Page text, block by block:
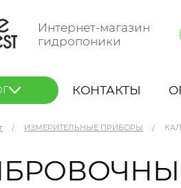
Интернет-магазин
гидропоники
КОНТАКТЫ
ИЗМЕРИТЕЛЬНЫЕ ПРИБОРЫ